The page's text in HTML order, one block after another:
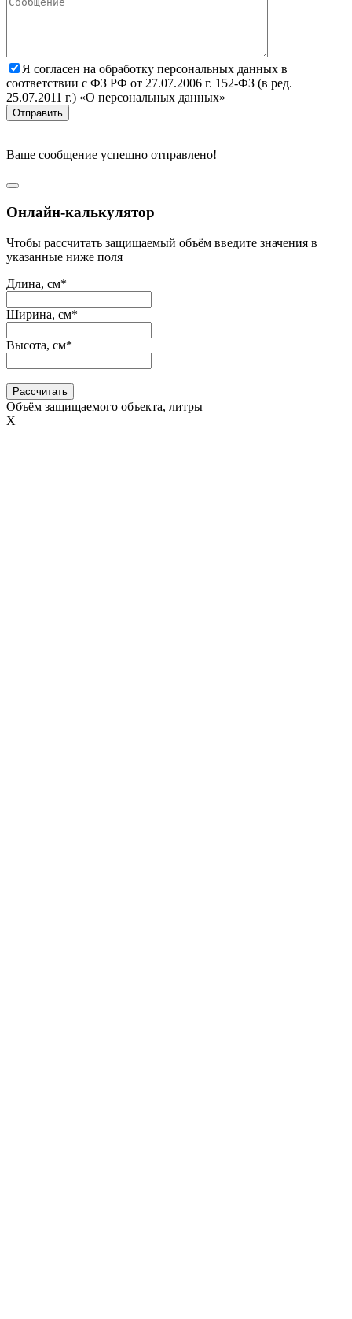
Я согласен на обработку персональных данных в
соответствии с ФЗ РФ от 27.07.2006 г. 152-ФЗ (в ред.
25.07.2011 г.) «О персональных данных»
Отправить
Ваше сообщение успешно отправлено!
Онлайн-калькулятор
Чтобы рассчитать защищаемый объём введите значения в
указанные ниже поля
Длина, см*
Ширина, см*
Высота, см*
Рассчитать
Объём защищаемого объекта, литры
Х